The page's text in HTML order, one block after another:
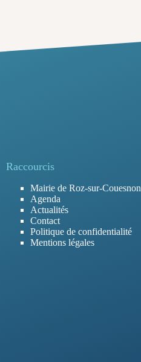
Raccourcis
Mairie de Roz-sur-Couesnon
Agenda
Actualités
Contact
Politique de confidentialité
Mentions légales